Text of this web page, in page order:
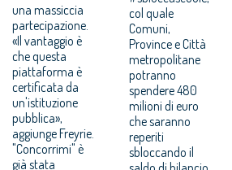
una massiccia
partecipazione.
«Il vantaggio è
che questa
piattaforma è
certificata da
un'istituzione
pubblica»,
aggiunge Freyrie.
"Concorrimi" è
già stata
col quale
Comuni,
Province e Città
metropolitane
potranno
spendere 480
milioni di euro
che saranno
reperiti
sbloccando il